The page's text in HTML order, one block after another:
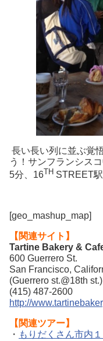
長い長い列に並ぶ覚
う！サンフランシス
5分、16TH STREET
[geo_mashup_map]
【関連サイト】
Tartine Bakery &
600 Guerrero St.
San Francisco,
(Guerrero st.@18th st.)
(415) 487-2600
http://
【関連ツアー】
・ もりだくさん市内